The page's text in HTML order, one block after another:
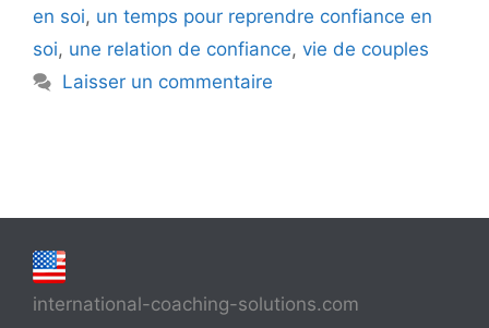
en soi, un temps pour reprendre confiance en
soi, une relation de confiance, vie de couples
Laisser un commentaire
international-coaching-solutions.com